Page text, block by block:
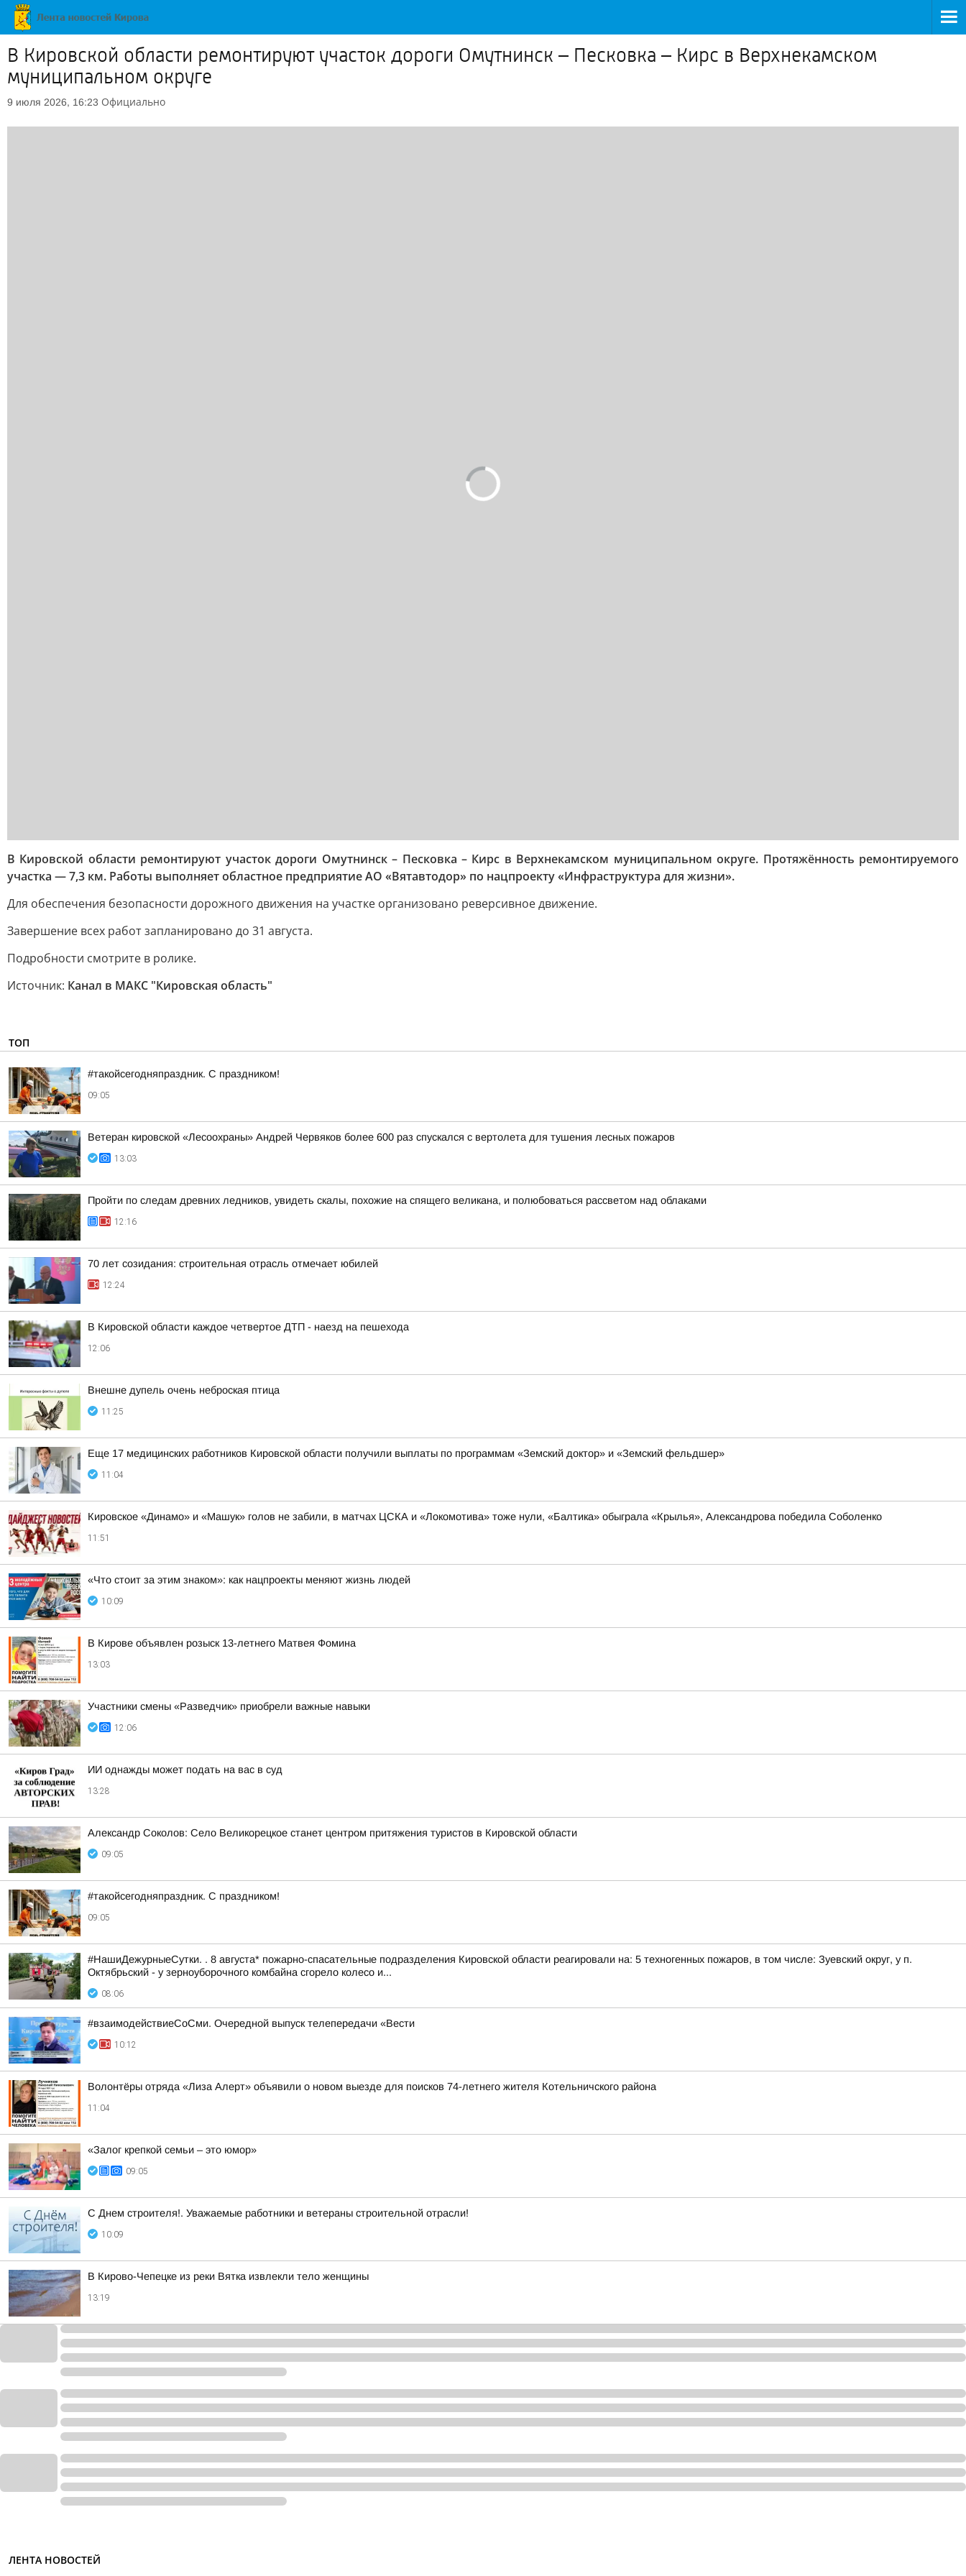
В Кировской области ремонтируют участок дороги Омутнинск – Песковка – Кирс в Верхнекамском
муниципальном округе
9 июля 2026, 16:23 Официально
В Кировской области ремонтируют участок дороги Омутнинск – Песковка – Кирс в Верхнекамском муниципальном округе. Протяжённость ремонтируемого
участка — 7,3 км. Работы выполняет областное предприятие АО «Вятавтодор» по нацпроекту «Инфраструктура для жизни».
Для обеспечения безопасности дорожного движения на участке организовано реверсивное движение.
Завершение всех работ запланировано до 31 августа.
Подробности смотрите в ролике.
Источник: Канал в МАКС "Кировская область"
ТОП
#такойсегодняпраздник. С праздником!
09:05
Ветеран кировской «Лесоохраны» Андрей Червяков более 600 раз спускался с вертолета для тушения лесных пожаров
13:03
Пройти по следам древних ледников, увидеть скалы, похожие на спящего великана, и полюбоваться рассветом над облаками
12:16
70 лет созидания: строительная отрасль отмечает юбилей
12:24
В Кировской области каждое четвертое ДТП - наезд на пешехода
12:06
Внешне дупель очень неброская птица
11:25
Еще 17 медицинских работников Кировской области получили выплаты по программам «Земский доктор» и «Земский фельдшер»
11:04
Кировское «Динамо» и «Машук» голов не забили, в матчах ЦСКА и «Локомотива» тоже нули, «Балтика» обыграла «Крылья», Александрова победила Соболенко
11:51
«Что стоит за этим знаком»: как нацпроекты меняют жизнь людей
10:09
В Кирове объявлен розыск 13-летнего Матвея Фомина
13:03
Участники смены «Разведчик» приобрели важные навыки
12:06
ИИ однажды может подать на вас в суд
13:28
Александр Соколов: Село Великорецкое станет центром притяжения туристов в Кировской области
09:05
#такойсегодняпраздник. С праздником!
09:05
#НашиДежурныеСутки. . 8 августа* пожарно-спасательные подразделения Кировской области реагировали на: 5 техногенных пожаров, в том числе: Зуевский округ, у п.
Октябрьский - у зерноуборочного комбайна сгорело колесо и...
08:06
#взаимодействиеСоСми. Очередной выпуск телепередачи «Вести
10:12
Волонтёры отряда «Лиза Алерт» объявили о новом выезде для поисков 74-летнего жителя Котельничского района
11:04
«Залог крепкой семьи – это юмор»
09:05
С Днем строителя!. Уважаемые работники и ветераны строительной отрасли!
10:09
В Кирово-Чепецке из реки Вятка извлекли тело женщины
13:19
ЛЕНТА НОВОСТЕЙ